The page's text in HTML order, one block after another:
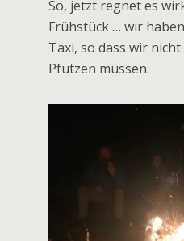
Regen ist angesagt.
Geocache „an den